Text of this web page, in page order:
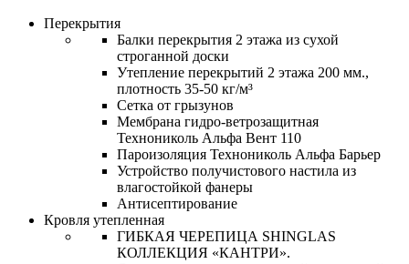
Перекрытия
Балки перекрытия 2 этажа из сухой
строганной доски
Утепление перекрытий 2 этажа 200 мм.,
плотность 35-50 кг/м³
Сетка от грызунов
Мембрана гидро-ветрозащитная
Технониколь Альфа Вент 110
Пароизоляция Технониколь Альфа Барьер
Устройство получистового настила из
влагостойкой фанеры
Антисептирование
Кровля утепленная
ГИБКАЯ ЧЕРЕПИЦА SHINGLAS
КОЛЛЕКЦИЯ «КАНТРИ».